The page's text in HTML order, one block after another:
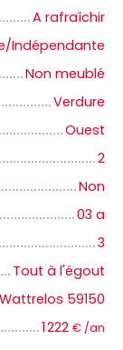
A rafraîchir
Indépendante
Non meublé
Verdure
Ouest
2
Non
03 a
3
Tout à l'égout
Wattrelos 59150
1 222 € /an